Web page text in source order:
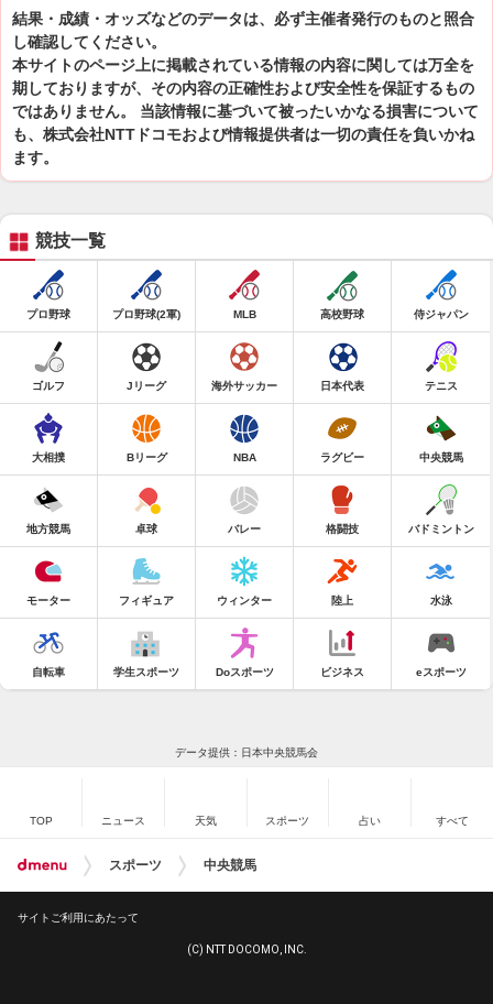
結果・成績・オッズなどのデータは、必ず主催者発行のものと照合
し確認してください。
本サイトのページ上に掲載されている情報の内容に関しては万全を
期しておりますが、その内容の正確性および安全性を保証するもの
ではありません。 当該情報に基づいて被ったいかなる損害について
も、株式会社NTTドコモおよび情報提供者は一切の責任を負いかね
ます。
競技一覧
プロ野球 プロ野球(2軍) MLB 高校野球 侍ジャパン
ゴルフ Jリーグ 海外サッカー 日本代表 テニス
大相撲 Bリーグ NBA ラグビー 中央競馬
地方競馬 卓球 バレー 格闘技 バドミントン
モーター フィギュア ウィンター 陸上 水泳
自転車 学生スポーツ Doスポーツ ビジネス eスポーツ
データ提供：日本中央競馬会
TOP ニュース 天気 スポーツ 占い すべて
スポーツ 中央競馬
サイトご利用にあたって
(C) NTT DOCOMO, INC.